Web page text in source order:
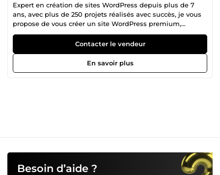
Expert en création de sites WordPress depuis plus de 7
ans, avec plus de 250 projets réalisés avec succès, je vous
propose de vous créer un site WordPress premium,
moderne, complet, optimisé, professionnel et rentable.
N’hésitez surtout pas à me contacter pour parler de votre
projet de site web.
Contacter le vendeur
En savoir plus
Besoin d’aide ?